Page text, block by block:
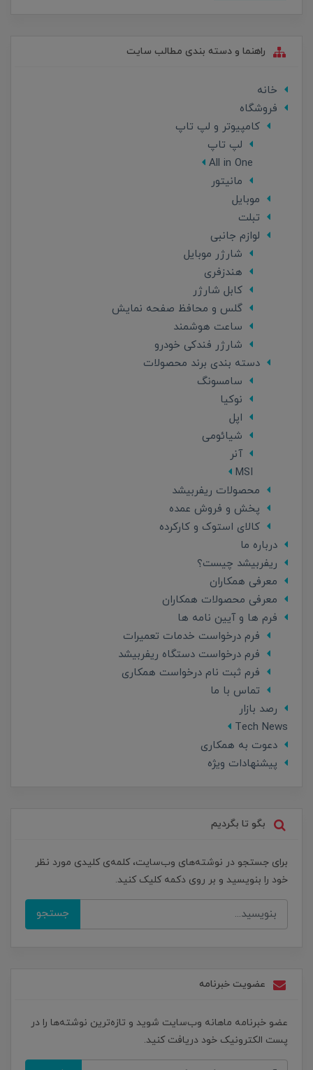
راهنما و دسته بندی مطالب سایت
خانه
فروشگاه
کامپیوتر و لپ تاپ
لپ تاپ
All in One
مانیتور
موبایل
تبلت
لوازم جانبی
شارژر موبایل
هندزفری
کابل شارژر
گلس و محافظ صفحه نمایش
ساعت هوشمند
شارژر فندکی خودرو
دسته بندی برند محصولات
سامسونگ
نوکیا
اپل
شیائومی
آنر
MSI
محصولات ریفربیشد
پخش و فروش عمده
کالای استوک و کارکرده
درباره ما
ریفربیشد چیست؟
معرفی همکاران
معرفی محصولات همکاران
فرم ها و آیین نامه ها
فرم درخواست خدمات تعمیرات
فرم درخواست دستگاه ریفربیشد
فرم ثبت نام درخواست همکاری
تماس با ما
رصد بازار
Tech News
دعوت به همکاری
پیشنهادات ویژه
بگو تا بگردیم
برای جستجو در نوشته‌های وب‌سایت، کلمه‌ی کلیدی مورد نظر
خود را بنویسید و بر روی دکمه کلیک کنید.
جستجو
عضویت خبرنامه
عضو خبرنامه ماهانه وب‌سایت شوید و تازه‌ترین نوشته‌ها را در
پست الکترونیک خود دریافت کنید.